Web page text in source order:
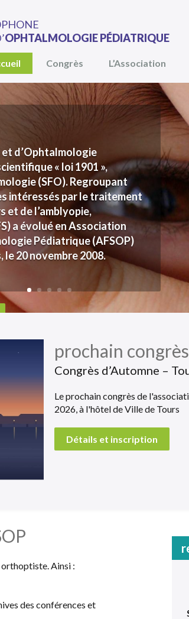
OPHTALMOLOGIE PÉDIATRIQUE
Congrès L’Association
et d’Ophtalmologie
« loi 1901 »,
(SFO). Regroupant
intéressés par le traitement
et de l’amblyopie,
a évolué en Association
Pédiatrique (AFSOP)
20 novembre 2008.
prochain congrès
Congrès d’Automne –
Le prochain congrès de
2026, à l'hôtel de Ville de Tours
Détails et inscription
orthoptiste. Ainsi :
des conférences et